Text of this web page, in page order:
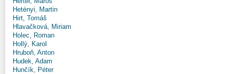
Hetényi, Martin
Hirt, Tomáš
Hlavačková, Miriam
Holec, Roman
Hollý, Karol
Hruboň, Anton
Hudek, Adam
Hunčík, Péter